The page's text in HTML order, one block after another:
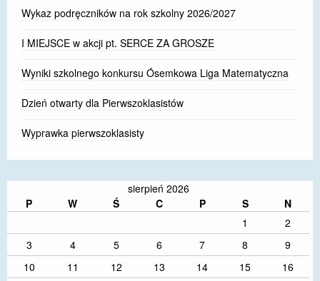
Wykaz podręczników na rok szkolny 2026/2027
I MIEJSCE w akcji pt. SERCE ZA GROSZE
Wyniki szkolnego konkursu Ósemkowa Liga Matematyczna
Dzień otwarty dla Pierwszoklasistów
Wyprawka pierwszoklasisty
sierpień 2026
P
W Ś C P S
N
1
2
3
4 5 6 7 8
9
10
11 12 13 14 15
16